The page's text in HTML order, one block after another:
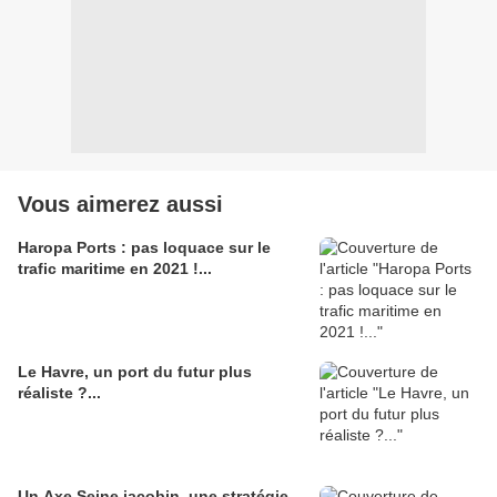
Vous aimerez aussi
Haropa Ports : pas loquace sur le
trafic maritime en 2021 !...
Le Havre, un port du futur plus
réaliste ?...